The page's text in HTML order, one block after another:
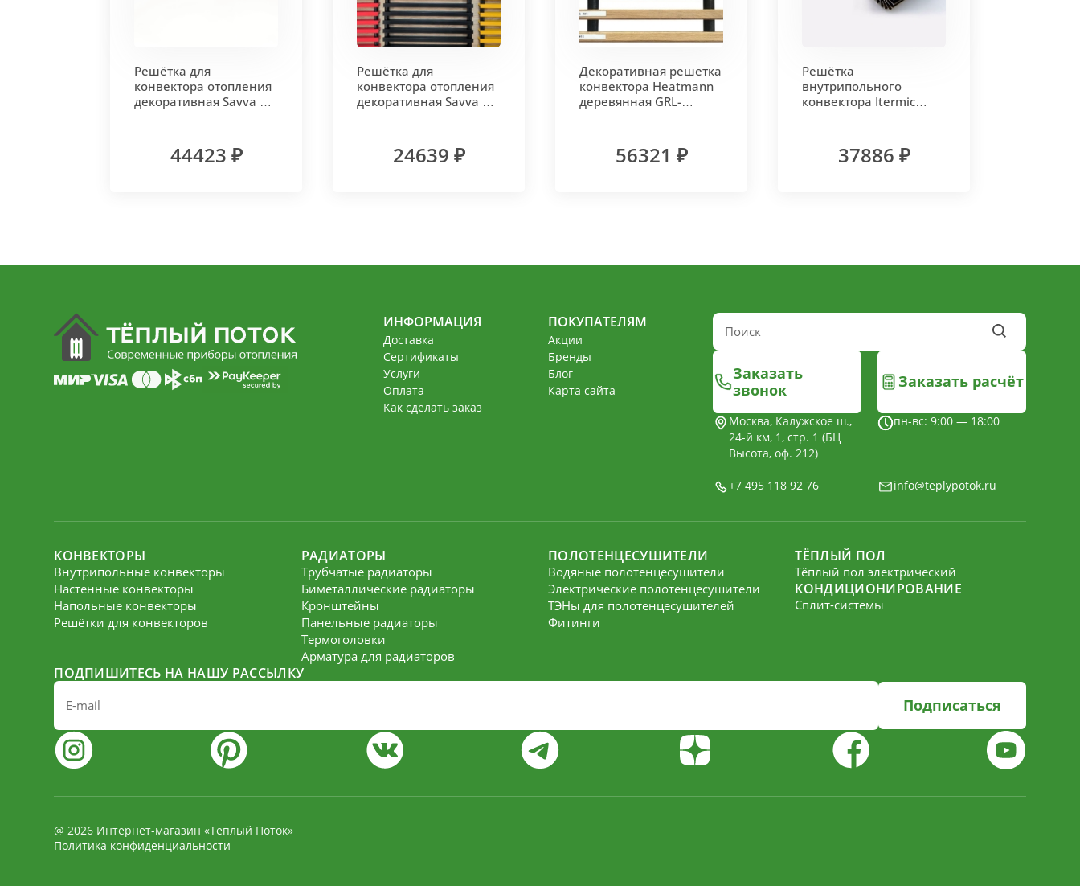
Решётка для
конвектора отопления
декоративная Savva KV
44423 ₽
Решётка для
конвектора отопления
декоративная Savva KV
24639 ₽
Декоративная решетка
конвектора Heatmann
деревянная GRL-
56321 ₽
Решётка
внутрипольного
конвектора Itermic
цвет Brown37886 ₽
ИНФОРМАЦИЯ
Доставка
Сертификаты
Услуги
Оплата
Как сделать заказ
ПОКУПАТЕЛЯМ
Акции
Бренды
Блог
Карта сайта
Заказать
звонок
Заказать расчёт
Москва, Калужское ш.,
24-й км, 1, стр. 1 (БЦ
Высота, оф. 212)
пн-вс: 9:00 — 18:00
+7 495 118 92 76 info@teplypotok.ru
КОНВЕКТОРЫ
Внутрипольные конвекторы
Настенные конвекторы
Напольные конвекторы
Решётки для конвекторов
РАДИАТОРЫ
Трубчатые радиаторы
Биметаллические радиаторы
Кронштейны
Панельные радиаторы
Термоголовки
Арматура для радиаторов
ПОЛОТЕНЦЕСУШИТЕЛИ
Водяные полотенцесушители
Электрические полотенцесушители
ТЭНы для полотенцесушителей
Фитинги
ТЁПЛЫЙ ПОЛ
Тёплый пол электрический
КОНДИЦИОНИРОВАНИЕ
Сплит-системы
ПОДПИШИТЕСЬ НА НАШУ РАССЫЛКУ
Подписаться
@ 2026 Интернет-магазин «Тёплый Поток»
Политика конфиденциальности